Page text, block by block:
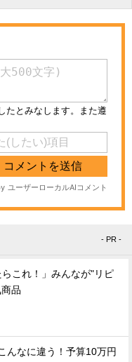
- PR -
らこれ！」みんなが"リピ
品
んなに違う！予算10万円